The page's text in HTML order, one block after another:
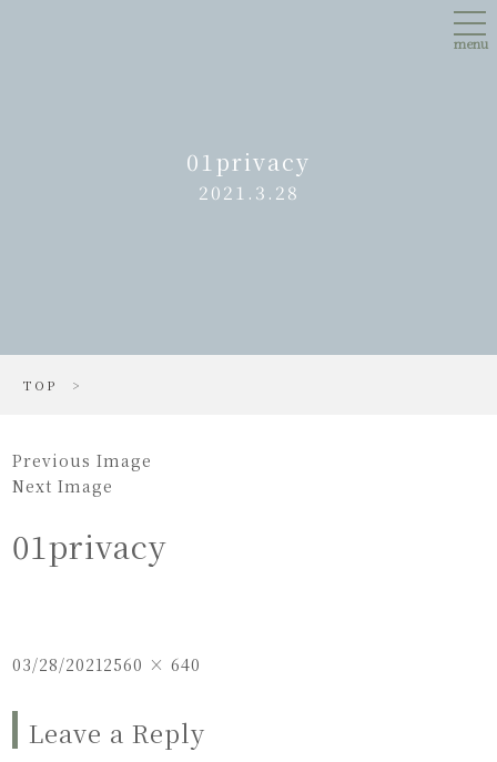
menu
01privacy
2021.3.28
TOP >
Previous Image
Next Image
01privacy
Posted
03/28/2021 Full
2560 × 640
Leave a Reply